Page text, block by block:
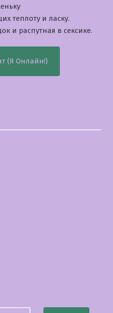
теплоту и ласку.
и распутная в сексике.
(Я Онлайн!)